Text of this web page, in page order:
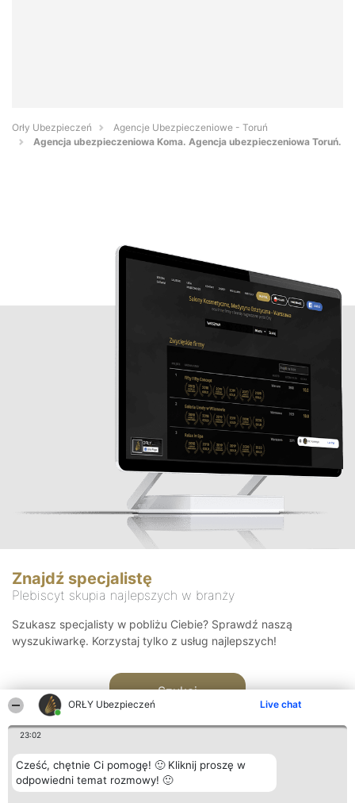
ORŁY Ubezpieczeń Live chat
23:02
Cześć, chętnie Ci pomogę! 🙂 Kliknij proszę w
odpowiedni temat rozmowy! 🙂
Orły Ubezpieczeń
Agencje Ubezpieczeniowe - Toruń
Agencja ubezpieczeniowa Koma. Agencja ubezpieczeniowa Toruń.
Znajdź specjalistę
Plebiscyt skupia najlepszych w branży
Szukasz specjalisty w pobliżu Ciebie? Sprawdź naszą
wyszukiwarkę. Korzystaj tylko z usług najlepszych!
Szukaj